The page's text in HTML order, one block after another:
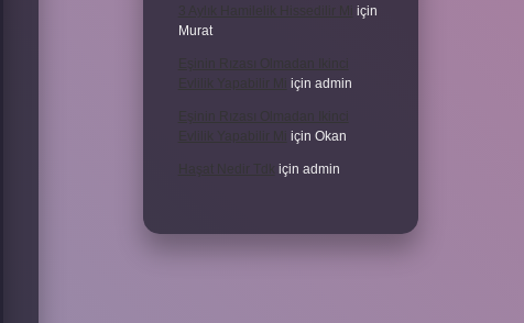
için
Murat
Evlilik Yapabilir Mi
için admin
Evlilik Yapabilir Mi
için Okan
Haşat Nedir Tdk için admin